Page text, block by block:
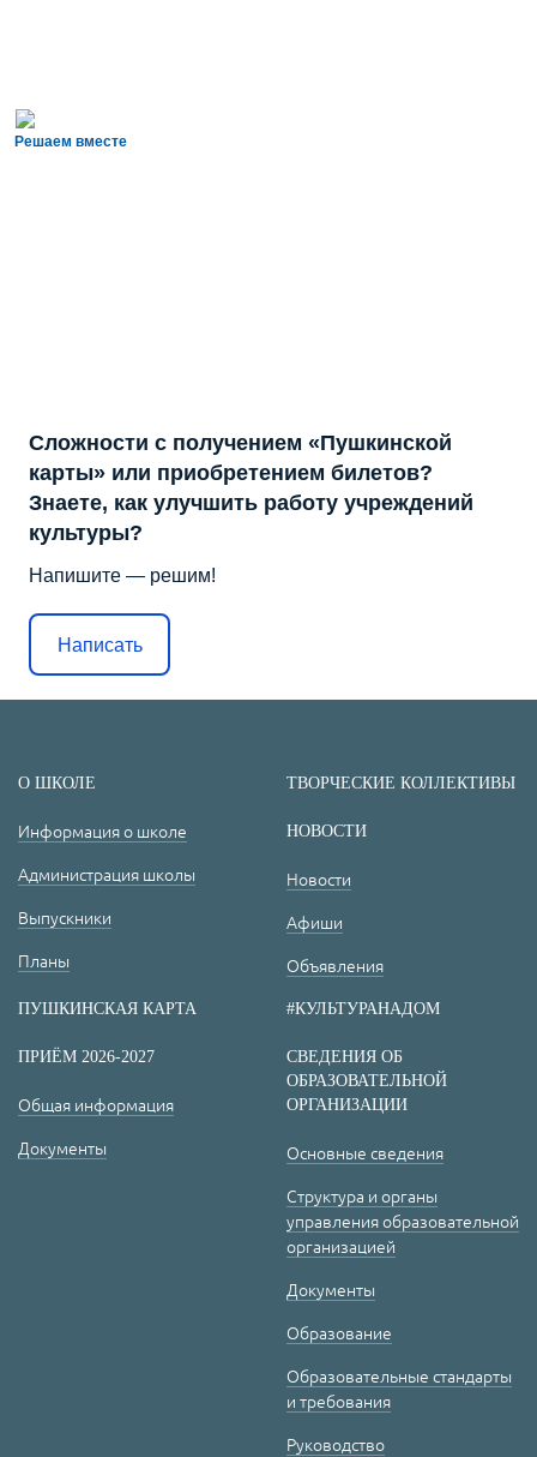
Решаем вместе
Сложности с получением «Пушкинской
карты» или приобретением билетов?
Знаете, как улучшить работу учреждений
культуры?
Напишите — решим!
Написать
О ШКОЛЕ
Информация о школе
Администрация школы
Выпускники
Планы
ТВОРЧЕСКИЕ КОЛЛЕКТИВЫ
НОВОСТИ
Новости
Афиши
Объявления
ПУШКИНСКАЯ КАРТА #КУЛЬТУРАНАДОМ
ПРИЁМ 2026-2027
Общая информация
Документы
СВЕДЕНИЯ ОБ
ОБРАЗОВАТЕЛЬНОЙ
ОРГАНИЗАЦИИ
Основные сведения
Структура и органы
управления образовательной
организацией
Документы
Образование
Образовательные стандарты
и требования
Руководство